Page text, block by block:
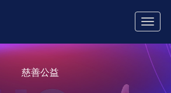
慈善公益